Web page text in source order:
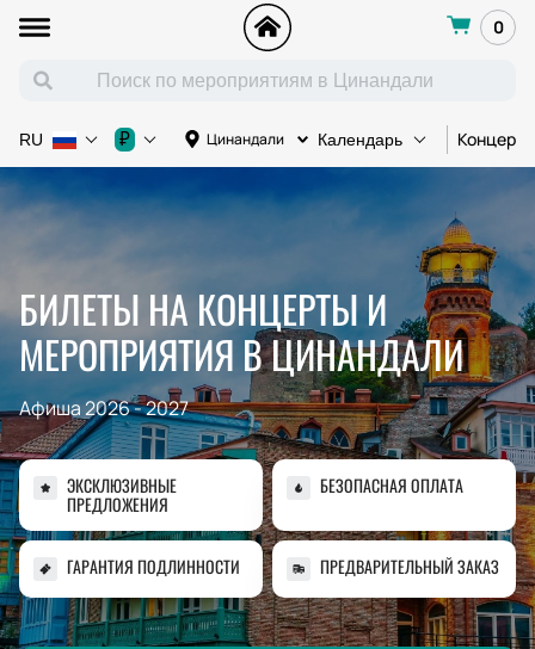
0
Цинандали Календарь Концерт
RU ₽
БИЛЕТЫ НА КОНЦЕРТЫ И
МЕРОПРИЯТИЯ В ЦИНАНДАЛИ
Афиша 2026 - 2027
ЭКСКЛЮЗИВНЫЕ
ПРЕДЛОЖЕНИЯ
БЕЗОПАСНАЯ ОПЛАТА
ГАРАНТИЯ ПОДЛИННОСТИ ПРЕДВАРИТЕЛЬНЫЙ ЗАКАЗ